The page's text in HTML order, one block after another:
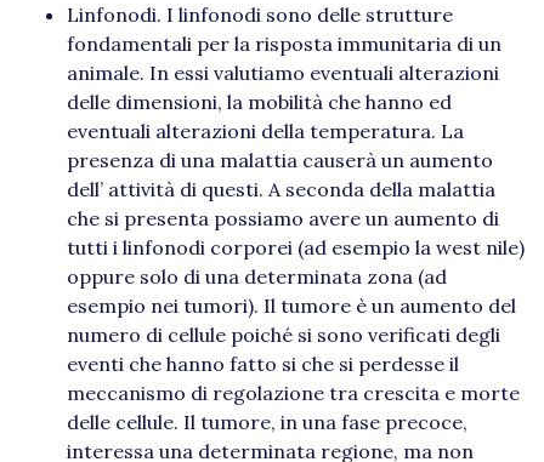
Linfonodi. I linfonodi sono delle strutture
fondamentali per la risposta immunitaria di un
animale. In essi valutiamo eventuali alterazioni
delle dimensioni, la mobilità che hanno ed
eventuali alterazioni della temperatura. La
presenza di una malattia causerà un aumento
dell’ attività di questi. A seconda della malattia
che si presenta possiamo avere un aumento di
tutti i linfonodi corporei (ad esempio la west nile)
oppure solo di una determinata zona (ad
esempio nei tumori). Il tumore è un aumento del
numero di cellule poiché si sono verificati degli
eventi che hanno fatto si che si perdesse il
meccanismo di regolazione tra crescita e morte
delle cellule. Il tumore, in una fase precoce,
interessa una determinata regione, ma non